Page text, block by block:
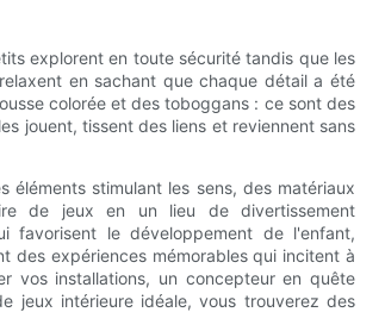
explorent en toute sécurité tandis que les
en sachant que chaque détail a été
colorée et des toboggans : ce sont des
jouent, tissent des liens et reviennent sans
éléments stimulant les sens, des matériaux
de jeux en un lieu de divertissement
favorisent le développement de l'enfant,
des expériences mémorables qui incitent à
vos installations, un concepteur en quête
jeux intérieure idéale, vous trouverez des